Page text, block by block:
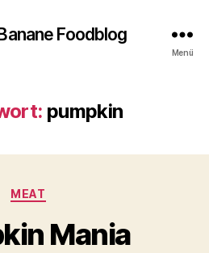
Foodblog
Menü
pumpkin
Kategorien
MEAT
Mania